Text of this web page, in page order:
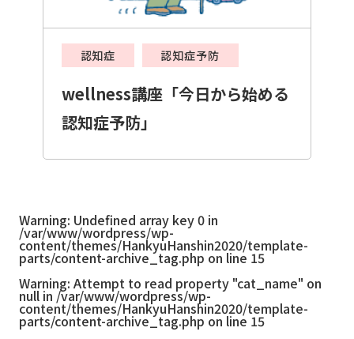
認知症 認知症予防
wellness講座「今日から始める
認知症予防」
Warning: Undefined array key 0 in
/var/www/wordpress/wp-
content/themes/HankyuHanshin2020/template-
parts/content-archive_tag.php on line 15
Warning: Attempt to read property "cat_name" on
null in /var/www/wordpress/wp-
content/themes/HankyuHanshin2020/template-
parts/content-archive_tag.php on line 15